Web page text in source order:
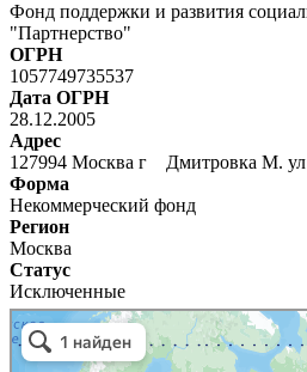
Фонд поддержки и развития
"Партнерство"
ОГРН
1057749735537
Дата ОГРН
28.12.2005
Адрес
127994 Москва г Дмитровка М. ул
Форма
Некоммерческий фонд
Регион
Москва
Статус
Исключенные